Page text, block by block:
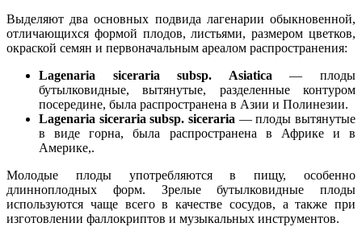
Выделяют два основных подвида лагенарии обыкновенной,
отличающихся формой плодов, листьями, размером цветков,
окраской семян и первоначальным ареалом распространения:
Lagenaria siceraria subsp. Asiatica — плоды
бутылковидные, вытянутые, разделенные контуром
посередине, была распространена в Азии и Полинезии.
Lagenaria siceraria subsp. siceraria — плоды вытянутые
в виде горна, была распространена в Африке и в
Америке,.
Молодые плоды употребляются в пищу, особенно
длинноплодных форм. Зрелые бутылковидные плоды
используются чаще всего в качестве сосудов, а также при
изготовлении фаллокриптов и музыкальных инструментов.